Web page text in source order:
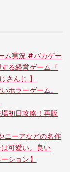
ム実況 #バカゲー
る経営ゲーム『
さんじ 】
ホラーゲーム。
初日攻略！再販
ニーアなどの名作
可愛い。良い
ション】